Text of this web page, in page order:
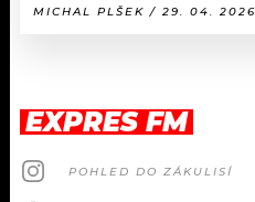
MICHAL PLŠEK / 29. 04. 2026
EXPRES FM
POHLED DO ZÁKULISÍ